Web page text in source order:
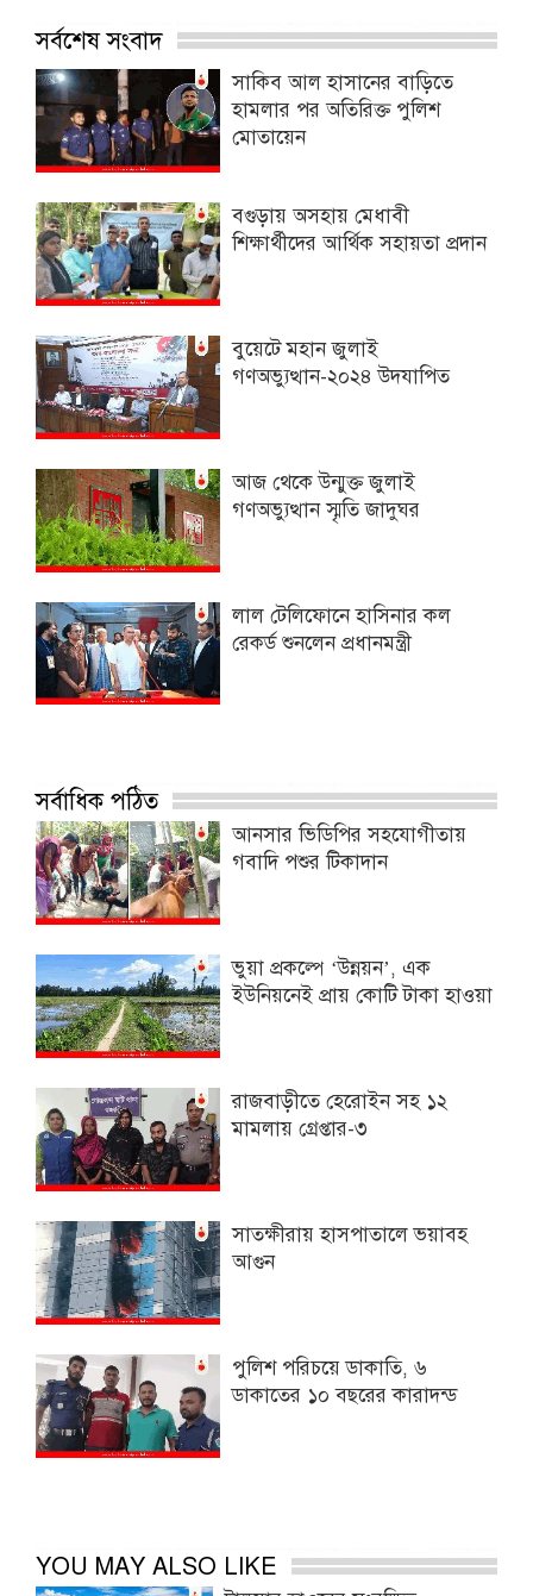
সর্বশেষ সংবাদ
সাকিব আল হাসানের বাড়িতে
হামলার পর অতিরিক্ত পুলিশ
মোতায়েন
বগুড়ায় অসহায় মেধাবী
শিক্ষার্থীদের আর্থিক সহায়তা প্রদান
বুয়েটে মহান জুলাই
গণঅভ্যুত্থান-২০২৪ উদযাপিত
আজ থেকে উন্মুক্ত জুলাই
গণঅভ্যুত্থান স্মৃতি জাদুঘর
লাল টেলিফোনে হাসিনার কল
রেকর্ড শুনলেন প্রধানমন্ত্রী
সর্বাধিক পঠিত
আনসার ভিডিপির সহযোগীতায়
গবাদি পশুর টিকাদান
ভুয়া প্রকল্পে ‘উন্নয়ন’, এক
ইউনিয়নেই প্রায় কোটি টাকা হাওয়া
রাজবাড়ীতে হেরোইন সহ ১২
মামলায় গ্রেপ্তার-৩
সাতক্ষীরায় হাসপাতালে ভয়াবহ
আগুন
পুলিশ পরিচয়ে ডাকাতি, ৬
ডাকাতের ১০ বছরের কারাদন্ড
YOU MAY ALSO LIKE